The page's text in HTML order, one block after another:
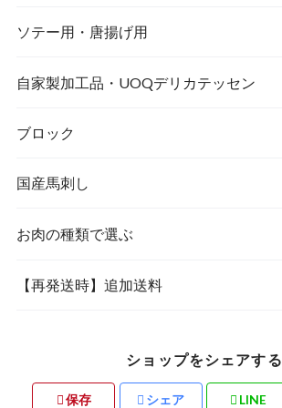
ソテー用・唐揚げ用
自家製加工品・UOQデリカテッセン
ブロック
国産馬刺し
お肉の種類で選ぶ
【再発送時】追加送料
ショップをシェアする
保存 シェア LINE